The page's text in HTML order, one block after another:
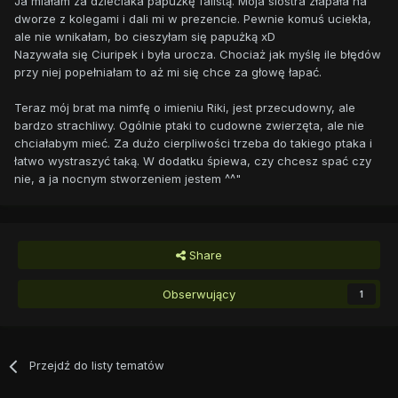
dworze z kolegami i dali mi w prezencie. Pewnie komuś uciekła,
ale nie wnikałam, bo cieszyłam się papużką xD
Nazywała się Ciuripek i była urocza. Chociaż jak myślę ile błędów
przy niej popełniałam to aż mi się chce za głowę łapać.
Teraz mój brat ma nimfę o imieniu Riki, jest przecudowny, ale
bardzo strachliwy. Ogólnie ptaki to cudowne zwierzęta, ale nie
chciałabym mieć. Za dużo cierpliwości trzeba do takiego ptaka i
łatwo wystraszyć taką. W dodatku śpiewa, czy chcesz spać czy
nie, a ja nocnym stworzeniem jestem ^^"
Share
Obserwujący 1
Przejdź do listy tematów